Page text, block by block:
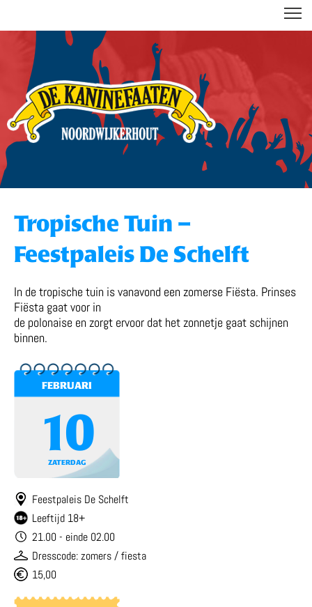
Tropische Tuin –
Feestpaleis De Schelft
In de tropische tuin is vanavond een zomerse Fiësta. Prinses
Fiësta gaat voor in
de polonaise en zorgt ervoor dat het zonnetje gaat schijnen
binnen.
FEBRUARI
10
ZATERDAG
Feestpaleis De Schelft
Leeftijd 18+
21.00 - einde 02.00
Dresscode: zomers / fiesta
15,00